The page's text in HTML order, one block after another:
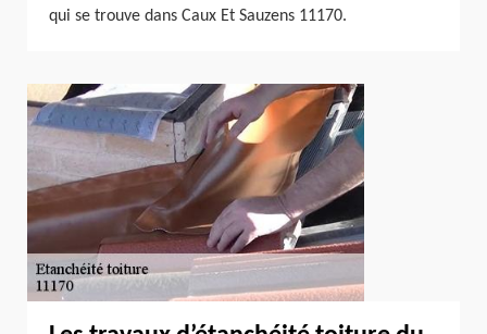
qui se trouve dans Caux Et Sauzens 11170.